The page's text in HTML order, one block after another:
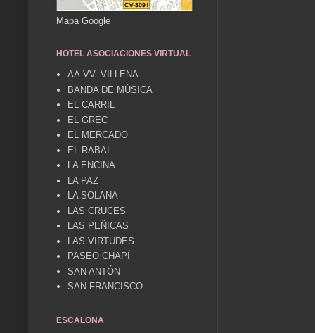
Mapa Google
HOTEL ASOCIACIONES VIRTUAL
AA.VV. VILLENA
BANDA DE MÚSICA
EL CARRIL
EL GREC
EL MERCADO
EL RABAL
LA ENCINA
LA PAZ
LA SOLANA
LAS CRUCES
LAS PEÑICAS
LAS VIRTUDES
PASEO CHAPÍ
SAN ANTÓN
SAN FRANCISCO
ESCALONA